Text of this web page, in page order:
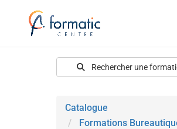
Rechercher une
Catalogue
Formations